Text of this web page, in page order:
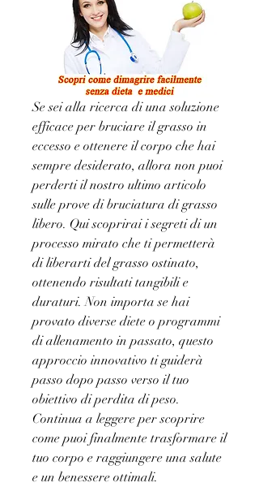
Se sei alla ricerca di una soluzione
efficace per bruciare il grasso in
eccesso e ottenere il corpo che hai
sempre desiderato, allora non puoi
perderti il nostro ultimo articolo
sulle prove di bruciatura di grasso
libero. Qui scoprirai i segreti di un
processo mirato che ti permetterà
di liberarti del grasso ostinato,
ottenendo risultati tangibili e
duraturi. Non importa se hai
provato diverse diete o programmi
di allenamento in passato, questo
approccio innovativo ti guiderà
passo dopo passo verso il tuo
obiettivo di perdita di peso.
Continua a leggere per scoprire
come puoi finalmente trasformare il
tuo corpo e raggiungere una salute
e un benessere ottimali.